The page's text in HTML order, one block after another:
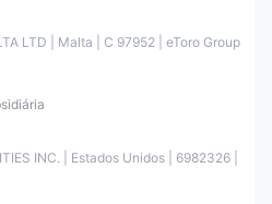
a Toro oferece uma
para ajudar os traders a
dos mercados
se limitam a:
LTD | Malta | C 97952 | eToro Group
INC. | Estados Unidos | 6982326 |